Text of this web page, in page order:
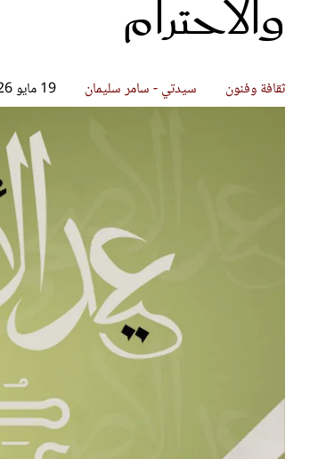
والاحترام
ثقافة وفنون سيدتي - سامر سليمان 19 مايو 2026
قصص ملهمة
شباب وبنات